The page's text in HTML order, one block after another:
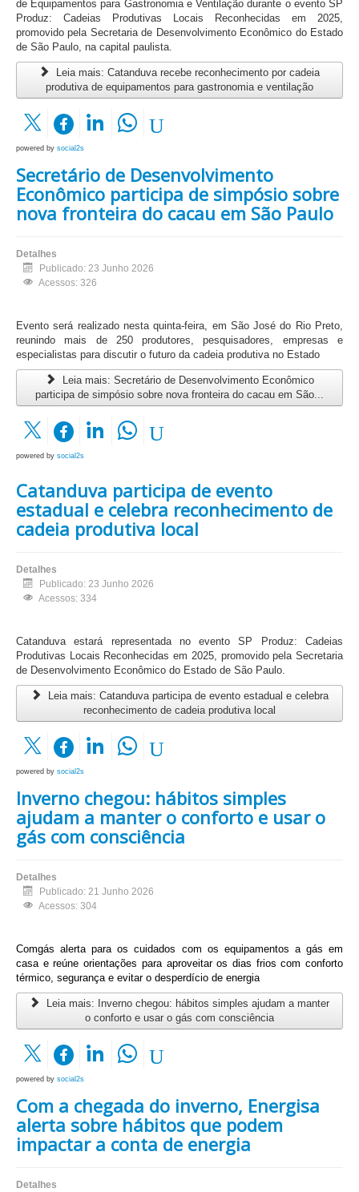
de Equipamentos para Gastronomia e Ventilação durante o evento SP
Produz: Cadeias Produtivas Locais Reconhecidas em 2025,
promovido pela Secretaria de Desenvolvimento Econômico do Estado
de São Paulo, na capital paulista.
Leia mais: Catanduva recebe reconhecimento por cadeia
produtiva de equipamentos para gastronomia e ventilação
powered by social2s
Secretário de Desenvolvimento
Econômico participa de simpósio sobre
nova fronteira do cacau em São Paulo
Detalhes
Publicado: 23 Junho 2026
Acessos: 326
Evento será realizado nesta quinta-feira, em São José do Rio Preto,
reunindo mais de 250 produtores, pesquisadores, empresas e
especialistas para discutir o futuro da cadeia produtiva no Estado
Leia mais: Secretário de Desenvolvimento Econômico
participa de simpósio sobre nova fronteira do cacau em São...
powered by social2s
Catanduva participa de evento
estadual e celebra reconhecimento de
cadeia produtiva local
Detalhes
Publicado: 23 Junho 2026
Acessos: 334
Catanduva estará representada no evento SP Produz: Cadeias
Produtivas Locais Reconhecidas em 2025, promovido pela Secretaria
de Desenvolvimento Econômico do Estado de São Paulo.
Leia mais: Catanduva participa de evento estadual e celebra
reconhecimento de cadeia produtiva local
powered by social2s
Inverno chegou: hábitos simples
ajudam a manter o conforto e usar o
gás com consciência
Detalhes
Publicado: 21 Junho 2026
Acessos: 304
Comgás alerta para os cuidados com os equipamentos a gás em
casa e reúne orientações para aproveitar os dias frios com conforto
térmico, segurança e evitar o desperdício de energia
Leia mais: Inverno chegou: hábitos simples ajudam a manter
o conforto e usar o gás com consciência
powered by social2s
Com a chegada do inverno, Energisa
alerta sobre hábitos que podem
impactar a conta de energia
Detalhes